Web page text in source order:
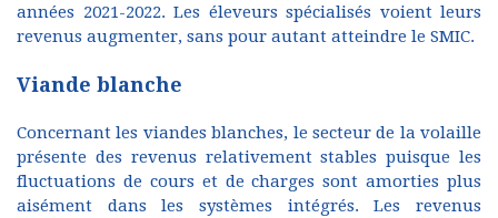
années 2021-2022. Les éleveurs spécialisés voient leurs
revenus augmenter, sans pour autant atteindre le SMIC.
Viande blanche
Concernant les viandes blanches, le secteur de la volaille
présente des revenus relativement stables puisque les
fluctuations de cours et de charges sont amorties plus
aisément dans les systèmes intégrés. Les revenus